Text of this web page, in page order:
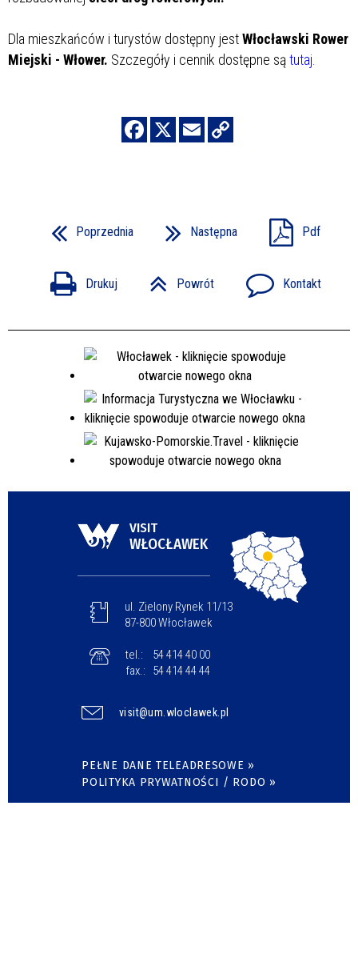
Dla mieszkańców i turystów dostępny jestWłocławski Rower
Miejski - Włower. Szczegóły i cennik dostępne sątutaj.
Poprzednia Następna Pdf
Drukuj Powrót Kontakt
VISIT
WŁOCŁAWEK
ul. Zielony Rynek 11/13
87-800 Włocławek
tel.:
54 414 40 00
fax.:
54 414 44 44
visit@um.wloclawek.pl
PEŁNE DANE TELEADRESOWE »
POLITYKA PRYWATNOŚCI / RODO »